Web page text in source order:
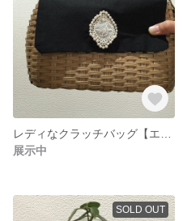
展示中
SOLD OUT